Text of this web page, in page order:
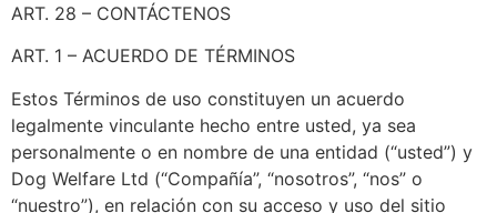
ART. 28 – CONTÁCTENOS
ART. 1 – ACUERDO DE TÉRMINOS
Estos Términos de uso constituyen un acuerdo
legalmente vinculante hecho entre usted, ya sea
personalmente o en nombre de una entidad (“usted”) y
Dog Welfare Ltd (“Compañía”, “nosotros”, “nos” o
“nuestro”), en relación con su acceso y uso del sitio